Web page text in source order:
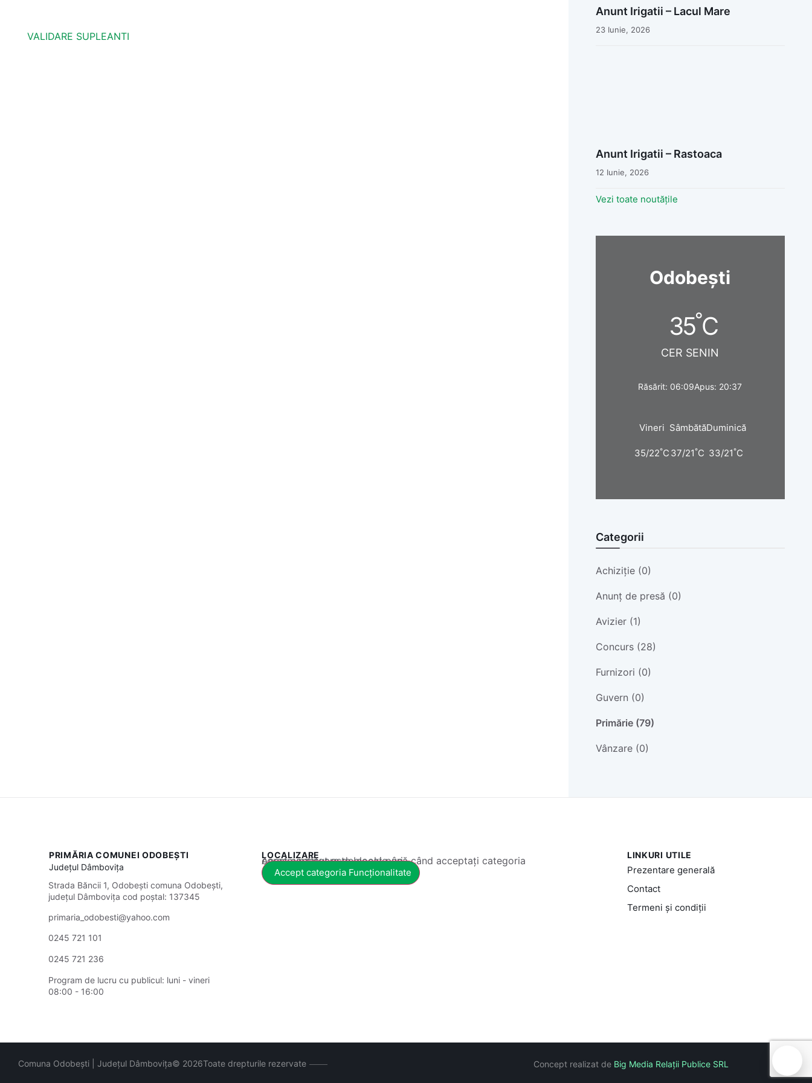
VALIDARE SUPLEANTI
Anunt Irigatii – Lacul Mare
23 Iunie, 2026
Anunt Irigatii – Rastoaca
12 Iunie, 2026
Vezi toate noutățile
Odobești
35°C
CER SENIN
Răsărit: 06:09Apus: 20:37
Vineri
35/22°C
Sâmbătă
37/21°C
Duminică
33/21°C
Categorii
Achiziție (0)
Anunț de presă (0)
Avizier (1)
Concurs (28)
Furnizori (0)
Guvern (0)
Primărie (79)
Vânzare (0)
PRIMĂRIA COMUNEI ODOBEȘTI
Județul Dâmbovița
Strada Băncii 1, Odobești comuna Odobești,
județul Dâmbovița cod poștal: 137345
primaria_odobesti@yahoo.com
0245 721 101
0245 721 236
Program de lucru cu publicul: luni - vineri
08:00 - 16:00
LOCALIZARE
Acest conținut este blocat până când acceptați categoria corespunzătoare de cookie-uri.
Accept categoria Funcționalitate
LINKURI UTILE
Prezentare generală
Contact
Termeni și condiții
Comuna Odobești | Județul Dâmbovița© 2026Toate drepturile rezervate Concept realizat de Big Media Relații Publice SRL